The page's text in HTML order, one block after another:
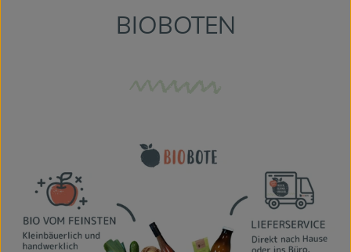
Getränke
Das Konzept
BIOBOTEN